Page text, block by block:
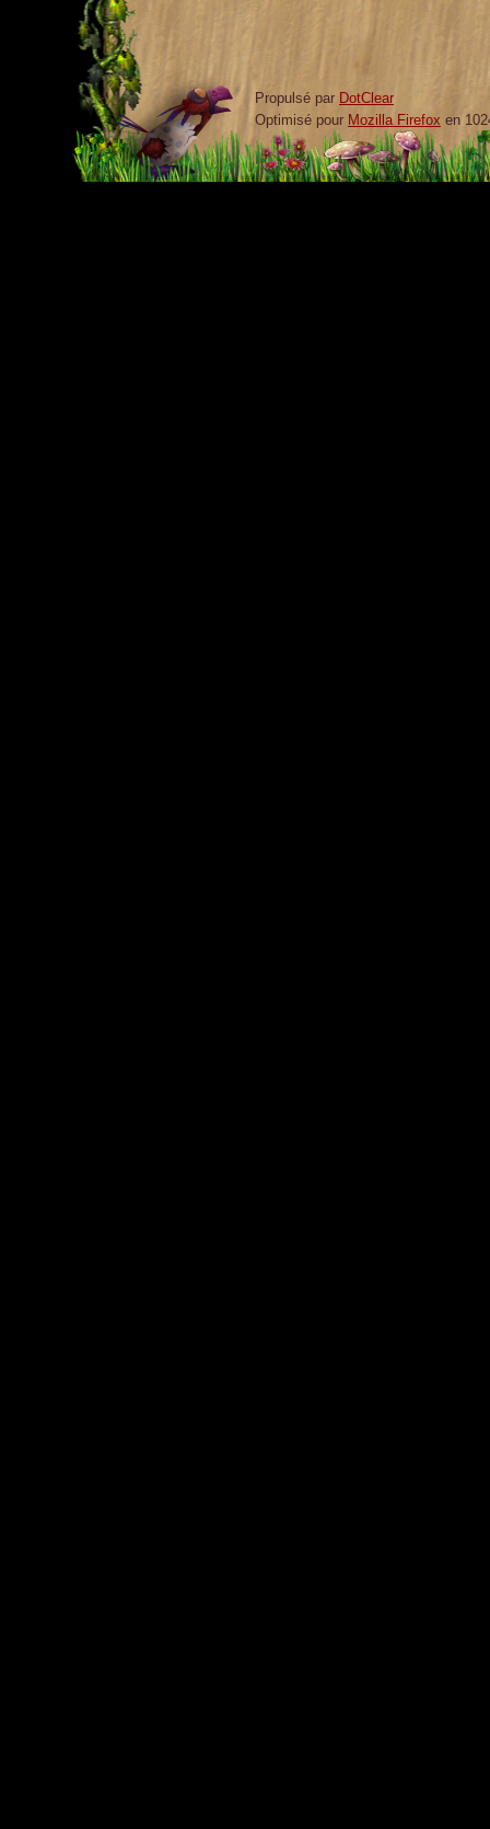
Propulsé par DotClear
Optimisé pour Mozilla Firefox en